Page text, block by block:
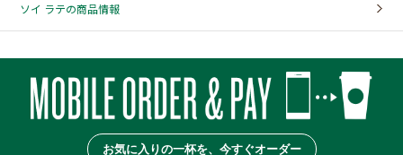
ソイ ラテの商品情報
お気に入りの一杯を、今すぐオーダー